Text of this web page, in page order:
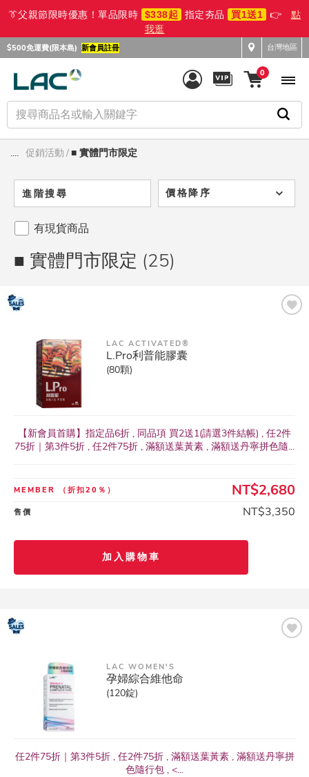
👔父親節限時優惠！單品限時 $338起 指定夯品 買1送1 👉
點
我逛
$500免運費(限本島) 新會員註冊 台灣地區
0
.... 促銷活動 ■ 實體門市限定
進階搜尋 價格降序
有現貨商品
■ 實體門市限定 (25)
LAC ACTIVATED®
L.Pro利普能膠囊
(80顆)
【新會員首購】指定品6折 , 同品項 買2送1(請選3件結帳) , 任2件
75折｜第3件5折 , 任2件75折 , 滿額送葉黃素 , 滿額送丹寧拼色隨...
MEMBER （折扣20％） NT$2,680
售價 NT$3,350
加入購物車
LAC WOMEN'S
孕婦綜合維他命
(120錠)
任2件75折｜第3件5折 , 任2件75折 , 滿額送葉黃素 , 滿額送丹寧拼
色隨行包 , <...